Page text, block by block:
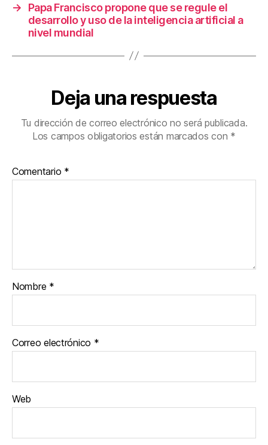
→
Papa Francisco propone que se regule el
desarrollo y uso de la inteligencia artificial a
nivel mundial
Deja una respuesta
Tu dirección de correo electrónico no será publicada.
Los campos obligatorios están marcados con *
Comentario *
Nombre *
Correo electrónico *
Web